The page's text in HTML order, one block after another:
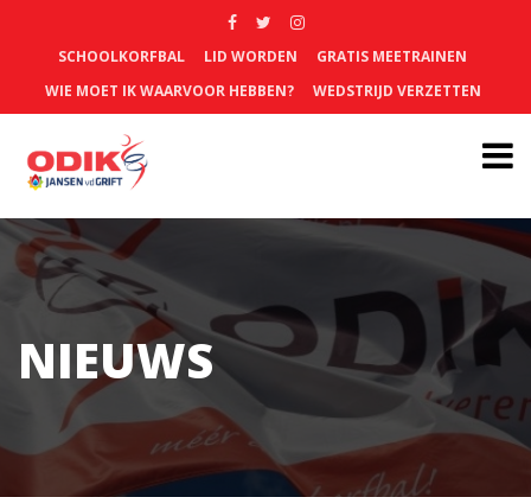
SCHOOLKORFBAL LID WORDEN
GRATIS MEETRAINEN
WIE MOET IK WAARVOOR HEBBEN?
WEDSTRIJD VERZETTEN
NIEUWS